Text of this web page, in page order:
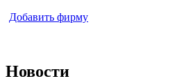
Добавить фирму
Новости